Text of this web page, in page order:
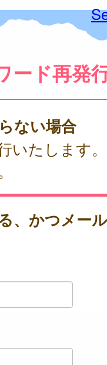
ード再発
ない場合
いたします
、かつメー